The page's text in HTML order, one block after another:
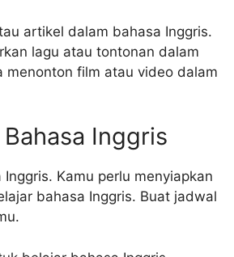
artikel dalam bahasa Inggris.
lagu atau tontonan dalam
menonton film atau video dalam
Inggris
Kamu perlu menyiapkan
bahasa Inggris. Buat jadwal